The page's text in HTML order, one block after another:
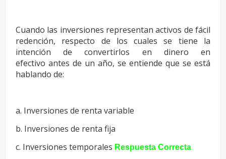
Cuando las inversiones representan activos de fácil
redención, respecto de los cuales se tiene la
intención de convertirlos en dinero en
efectivo antes de un año, se entiende que se está
hablando de:
a. Inversiones de renta variable
b. Inversiones de renta fija
c. Inversiones temporales Respuesta Correcta